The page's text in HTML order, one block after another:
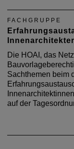
FACHGRUPPE
Die HOAI, das
Sachthemen beim
auf der